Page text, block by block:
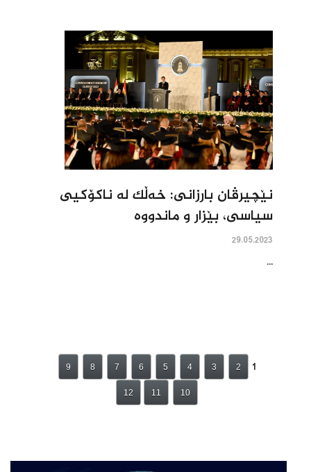
نێچیرڤان بارزانى: خه‌ڵک له‌ ناکۆکیى
سیاسى، بێزار و ماندووه‌
29.05.2023
...
1
2
3
4
5
6
7
8
9
10
11
12